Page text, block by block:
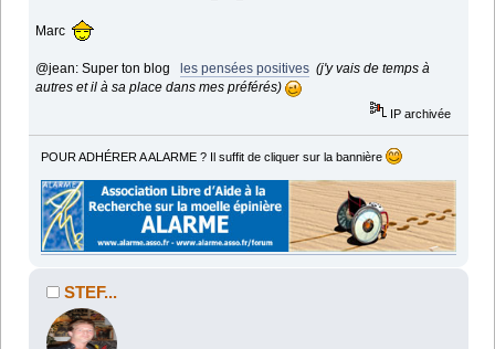
Marc
@jean: Super ton blog les pensées positives (j'y vais de temps à
autres et il à sa place dans mes préférés)
IP archivée
POUR ADHÉRER A ALARME ? Il suffit de cliquer sur la bannière
STEF...